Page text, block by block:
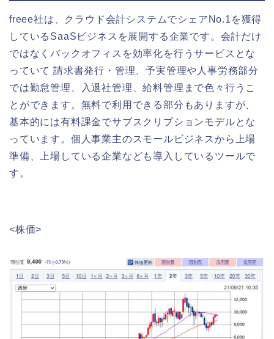
freee社は、クラウド会計システムでシェアNo.1を獲得
しているSaaSビジネスを展開する企業です。会計だけ
ではなくバックオフィスを効率化を行うサービスとな
っていて 請求書発行・管理、予実管理や人事労務部分
では勤怠管理、入退社管理、給料管理まで色々行うこ
とができます。無料で利用できる部分もありますが、
基本的には有料課金でサブスクリプションモデルとな
っています。個人事業主のスモールビジネスから上場
準備、上場している企業なども導入しているツールで
す。
<株価>